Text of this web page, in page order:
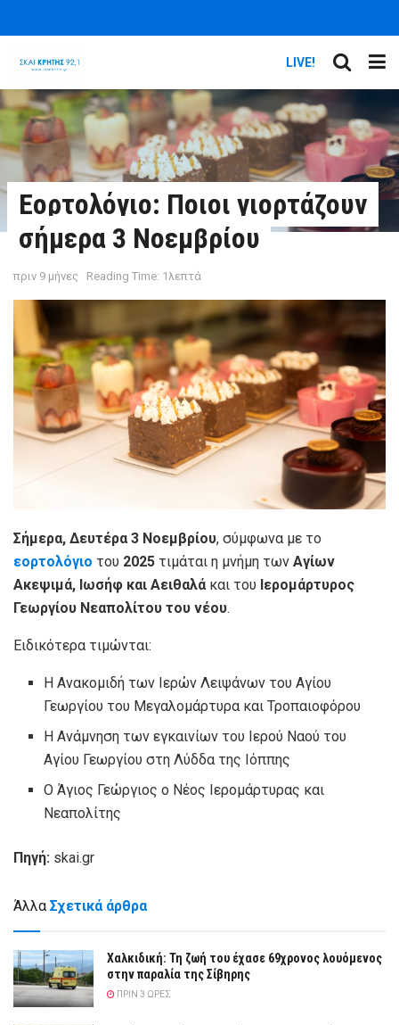
LIVE!
Εορτολόγιο: Ποιοι γιορτάζουν
σήμερα 3 Νοεμβρίου
πριν 9 μήνες Reading Time: 1λεπτά
Σήμερα, Δευτέρα 3 Νοεμβρίου, σύμφωνα με το
εορτολόγιο του 2025 τιμάται η μνήμη των Αγίων
Ακεψιμά, Ιωσήφ και Αειθαλάκαι του Ιερομάρτυρος
Γεωργίου Νεαπολίτου του νέου.
Ειδικότερα τιμώνται:
Η Ανακομιδή των Ιερών Λειψάνων του Αγίου
Γεωργίου του Μεγαλομάρτυρα και Τροπαιοφόρου
Η Ανάμνηση των εγκαινίων του Ιερού Ναού του
Αγίου Γεωργίου στη Λύδδα της Ιόππης
Ο Άγιος Γεώργιος ο Νέος Ιερομάρτυρας και
Νεαπολίτης
Πηγή: skai.gr
Άλλα Σχετικά άρθρα
Χαλκιδική: Τη ζωή του έχασε 69χρονος λουόμενος
στην παραλία της Σίβηρης
ΠΡΙΝ 3 ΏΡΕΣ